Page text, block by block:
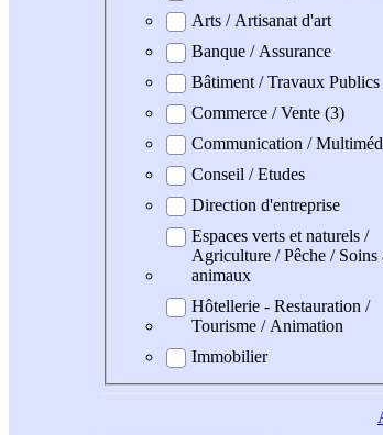
Arts / Artisanat d'art
Banque / Assurance
Bâtiment / Travaux Publics
Commerce / Vente (3)
Communication /
Conseil / Etudes
Direction d'entreprise
Espaces verts et naturels /
Agriculture / Pêche / Soins
animaux
Hôtellerie - Restauration /
Tourisme / Animation
Immobilier